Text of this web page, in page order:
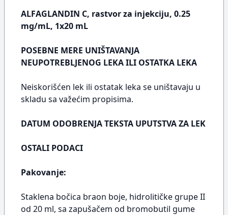
ALFAGLANDIN C, rastvor za injekciju, 0.25
mg/mL, 1x20 mL
POSEBNE MERE UNIŠTAVANJA
NEUPOTREBLJENOG LEKA ILI OSTATKA LEKA
Neiskorišćen lek ili ostatak leka se uništavaju u
skladu sa važećim propisima.
DATUM ODOBRENJA TEKSTA UPUTSTVA ZA LEK
OSTALI PODACI
Pakovanje:
Staklena bočica braon boje, hidrolitičke grupe II
od 20 ml, sa zapušačem od bromobutil gume